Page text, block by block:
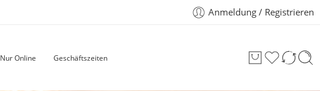
Anmeldung / Registrieren
Nur Online Geschäftszeiten